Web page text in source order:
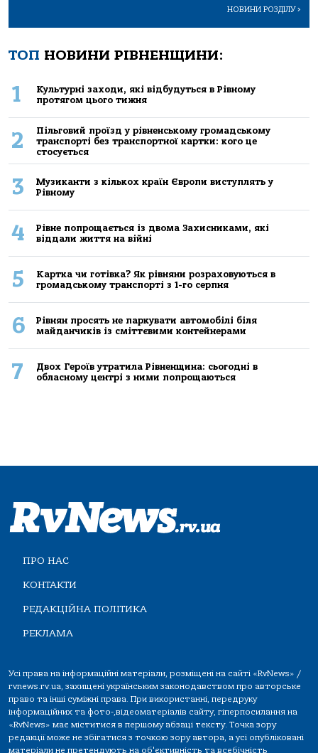
НОВИНИ РОЗДІЛУ>
ТОП НОВИНИ РІВНЕНЩИНИ:
1
Культурні заходи, які відбудуться в Рівному
протягом цього тижня
2
Пільговий проїзд у рівненському громадському
транспорті без транспортної картки: кого це
стосується
3
Музиканти з кількох країн Європи виступлять у
Рівному
4
Рівне попрощається із двома Захисниками, які
віддали життя на війні
5
Картка чи готівка? Як рівняни розраховуються в
громадському транспорті з 1-го серпня
6
Рівнян просять не паркувати автомобілі біля
майданчиків із сміттєвими контейнерами
7
Двох Героїв утратила Рівненщина: сьогодні в
обласному центрі з ними попрощаються
ПРО НАС
КОНТАКТИ
РЕДАКЦІЙНА ПОЛІТИКА
РЕКЛАМА
Усі права на інформаційні матеріали, розміщені на сайті «RvNews» /
rvnews.rv.ua, захищені українським законодавством про авторське
право та інші суміжні права. При використанні, передруку
інформаційних та фото-,відеоматеріалів сайту, гіперпосилання на
«RvNews» має міститися в першому абзаці тексту. Точка зору
редакції може не збігатися з точкою зору автора, а усі опубліковані
матеріали не претендують на об'єктивність та всебічність